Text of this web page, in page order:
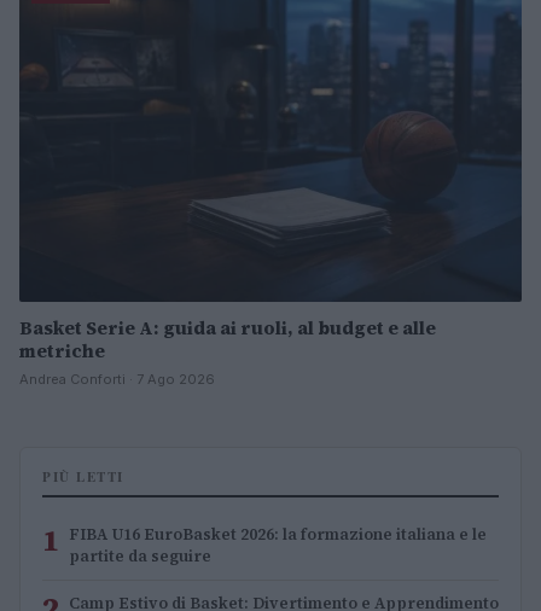
Basket Serie A: guida ai ruoli, al budget e alle
metriche
Andrea Conforti · 7 Ago 2026
PIÙ LETTI
1 FIBA U16 EuroBasket 2026: la formazione italiana e le
partite da seguire
Camp Estivo di Basket: Divertimento e Apprendimento